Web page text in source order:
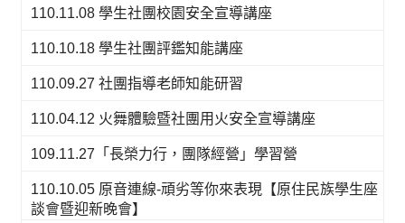
110.11.08 學生社團校園安全宣導講座
110.10.18 學生社團評鑑知能講座
110.09.27 社團指導老師知能研習
110.04.12 火舞體驗暨社團用火安全宣導講座
109.11.27「長榮力行，團隊經營」學習營
110.10.05 原音連線-頑劣等你來表現【原住民族學生座
談會暨迎新晚會】